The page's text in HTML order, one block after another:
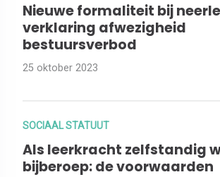
Nieuwe formaliteit bij
verklaring afwezigheid
bestuursverbod
25 oktober 2023
SOCIAAL STATUUT
Als leerkracht zelfstandig
bijberoep: de voorwaarden